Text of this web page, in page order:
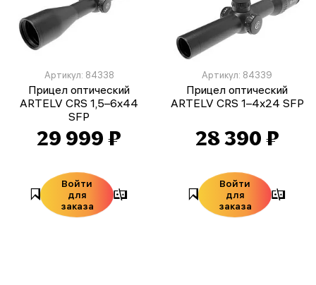
Артикул: 84338
Прицел оптический
ARTELV CRS 1,5–6x44
SFP
29 999 ₽
Войти
для
заказа
Артикул: 84339
Прицел оптический
ARTELV CRS 1–4x24 SFP
28 390 ₽
Войти
для
заказа